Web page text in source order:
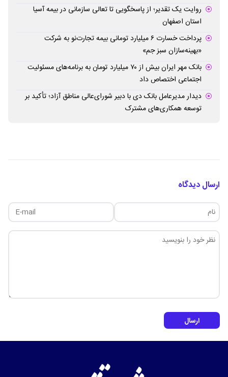
روایت یک تقدیر؛ از پاسخگویی تا تعالی سازمانی در بیمه آسیا
استان اصفهان
پرداخت خسارت ۶ میلیارد تومانی بیمه تجارت‌نو به شرکت
«بهینه‌سازان سبز جم»
بانک مهر ایران بیش از ۷۰ میلیارد تومان به برنامه‌های مسئولیت
اجتماعی اختصاص داد
دیدار مدیرعامل بانک دی با دبیر شورای‌عالی مناطق آزاد؛ تأکید بر
توسعه همکاری‌های مشترک
ارسال دیدگاه
ارسال